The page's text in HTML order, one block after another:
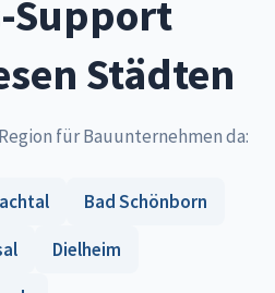
Support
Städten
für Bauunternehmen da:
Bad Schönborn
Dielheim